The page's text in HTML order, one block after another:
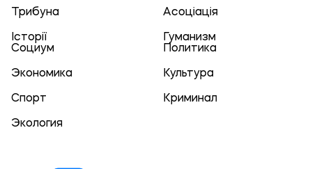
Трибуна Асоціація
Історії
Гуманизм
Социум
Политика
Экономика Культура
Спорт Криминал
Экология